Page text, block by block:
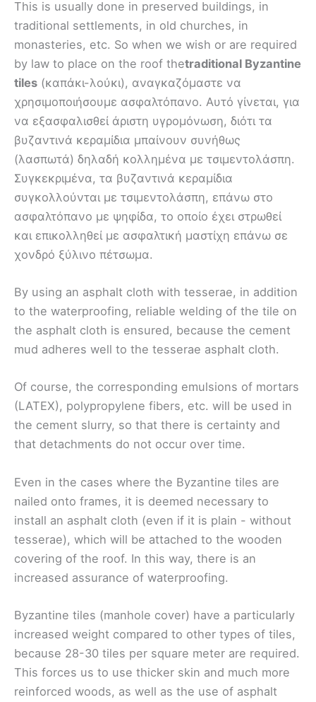
This is usually done in preserved buildings, in
traditional settlements, in old churches, in
monasteries, etc. So when we wish or are required
by law to place on the roof thetraditional Byzantine
tiles (καπάκι-λούκι), αναγκαζόμαστε να
χρησιμοποιήσουμε ασφαλτόπανο. Αυτό γίνεται, για
να εξασφαλισθεί άριστη υγρομόνωση, διότι τα
βυζαντινά κεραμίδια μπαίνουν συνήθως
(λασπωτά) δηλαδή κολλημένα με τσιμεντολάσπη.
Συγκεκριμένα, τα βυζαντινά κεραμίδια
συγκολλούνται με τσιμεντολάσπη, επάνω στο
ασφαλτόπανο με ψηφίδα, το οποίο έχει στρωθεί
και επικολληθεί με ασφαλτική μαστίχη επάνω σε
χονδρό ξύλινο πέτσωμα.
By using an asphalt cloth with tesserae, in addition
to the waterproofing, reliable welding of the tile on
the asphalt cloth is ensured, because the cement
mud adheres well to the tesserae asphalt cloth.
Of course, the corresponding emulsions of mortars
(LATEX), polypropylene fibers, etc. will be used in
the cement slurry, so that there is certainty and
that detachments do not occur over time.
Even in the cases where the Byzantine tiles are
nailed onto frames, it is deemed necessary to
install an asphalt cloth (even if it is plain - without
tesserae), which will be attached to the wooden
covering of the roof. In this way, there is an
increased assurance of waterproofing.
Byzantine tiles (manhole cover) have a particularly
increased weight compared to other types of tiles,
because 28-30 tiles per square meter are required.
This forces us to use thicker skin and much more
reinforced woods, as well as the use of asphalt